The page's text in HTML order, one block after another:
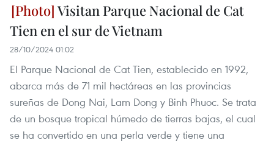
Visitan Parque Nacional de Cat
Tien en el sur de Vietnam
28/10/2024 01:02
El Parque Nacional de Cat Tien, establecido en 1992,
abarca más de 71 mil hectáreas en las provincias
sureñas de Dong Nai, Lam Dong y Binh Phuoc. Se trata
de un bosque tropical húmedo de tierras bajas, el cual
se ha convertido en una perla verde y tiene una